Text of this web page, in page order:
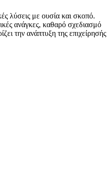
λύσεις με ουσία και σκοπό.
ανάγκες, καθαρό σχεδιασμό
την ανάπτυξη της επιχείρησής